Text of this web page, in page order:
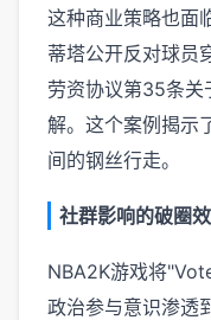
这种商业策略也面
蒂塔公开反对球员
劳资协议第35条关
解。这个案例揭示
间的钢丝行走。
社群影响的破圈
NBA2K游戏将
政治参与意识渗透